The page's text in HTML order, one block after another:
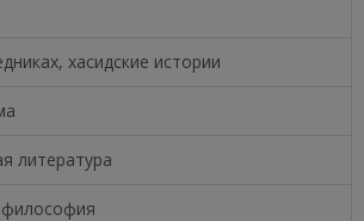
хасидские истории
литература